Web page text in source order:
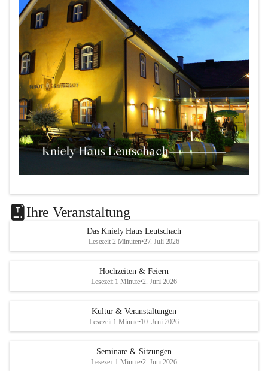
in unserem wunderschönen Leutschach an der Weinstraße!
Unsere Highlights:
Ein klimatisierter Seminarraum für kleinere Gruppen
bis 25 Personen.
Eine voll ausgestattete Küche
für Catering oder
eigene kulinarische Highlights.
Klimatisiertes Foyer mit Theken-Infrastruktur,
Künstlergarderobe, kleiner Garten und Festwiese –
alles für Ihre perfekte Veranstaltung.
Ihre Veranstaltung
Das Kniely Haus Leutschach
Lesezeit 2 Minuten•27. Juli 2026
Hochzeiten & Feiern
Lesezeit 1 Minute•2. Juni 2026
Kultur & Veranstaltungen
Lesezeit 1 Minute•10. Juni 2026
Seminare & Sitzungen
Lesezeit 1 Minute•2. Juni 2026